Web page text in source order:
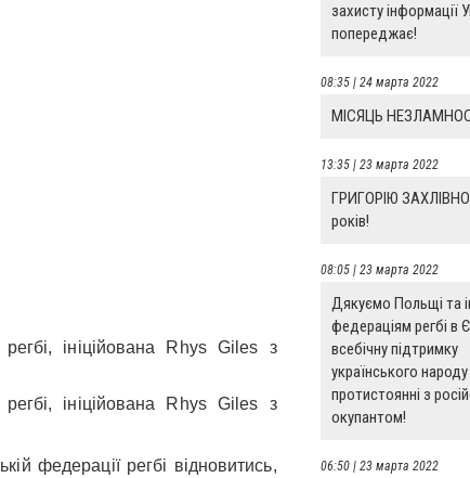
ініційована Rhys Giles з
ініційована Rhys Giles з
федерації регбі відновитись,
захисту інформації
попереджає!
08:35 | 24 марта 2022
​​МІСЯЦЬ
13:35 | 23 марта 2022
ГРИГОРІЮ
років!
08:05 | 23 марта 2022
Дякуємо Польщі та
федераціям регбі в
всебічну підтримку
українського народу
протистоянні з
окупантом!
06:50 | 23 марта 2022